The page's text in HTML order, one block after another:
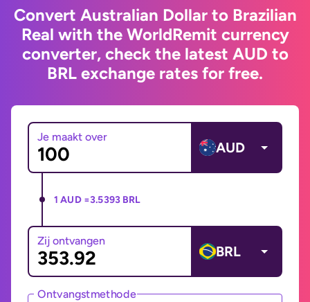
Convert Australian Dollar to Brazilian
Real with the WorldRemit currency
converter, check the latest AUD to
BRL exchange rates for free.
Je maakt over
AUD
1 AUD =3.5393 BRL
Zij ontvangen
BRL
Ontvangstmethode